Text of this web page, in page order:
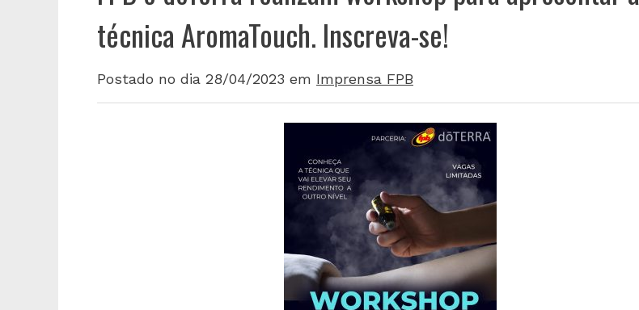
técnica AromaTouch. Inscreva-se!
Postado no dia 28/04/2023 em Imprensa FPB